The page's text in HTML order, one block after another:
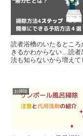
読者浴槽のいたるとこ
きるかわからない…読者
法も知らないから増え
お掃除